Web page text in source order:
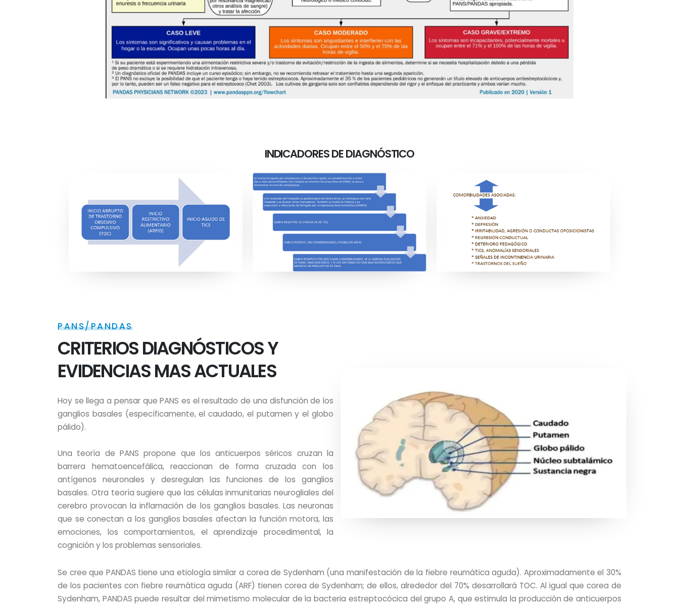
INDICADORES DE DIAGNÓSTICO
PANS/PANDAS
CRITERIOS DIAGNÓSTICOS Y
EVIDENCIAS MAS ACTUALES
Hoy se llega a pensar que PANS es el resultado de una disfunción de los
ganglios basales (específicamente, el caudado, el putamen y el globo
pálido).
Una teoría de PANS propone que los anticuerpos séricos cruzan la
barrera hematoencefálica, reaccionan de forma cruzada con los
antígenos neuronales y desregulan las funciones de los ganglios
basales. Otra teoría sugiere que las células inmunitarias neurogliales del
cerebro provocan la inflamación de los ganglios basales. Las neuronas
que se conectan a los ganglios basales afectan la función motora, las
emociones, los comportamientos, el aprendizaje procedimental, la
cognición y los problemas sensoriales.
Se cree que PANDAS tiene una etiología similar a corea de Sydenham (una manifestación de la fiebre reumática aguda). Aproximadamente el 30%
de los pacientes con fiebre reumática aguda (ARF) tienen corea de Sydenham; de ellos, alrededor del 70% desarrollará TOC. Al igual que corea de
Sydenham, PANDAS puede resultar del mimetismo molecular de la bacteria estreptocócica del grupo A, que estimula la producción de anticuerpos